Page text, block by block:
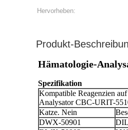
Hervorheben:
Produkt-
Hämatologie-
Spezifikation
Kompatible Reagenzien
Analysator CBC-URIT-
Katze. Nein
DWX-50901